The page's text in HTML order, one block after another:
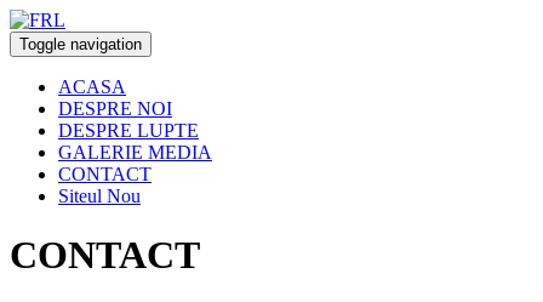
Toggle navigation
ACASA
DESPRE NOI
DESPRE LUPTE
GALERIE MEDIA
CONTACT
Siteul Nou
CONTACT